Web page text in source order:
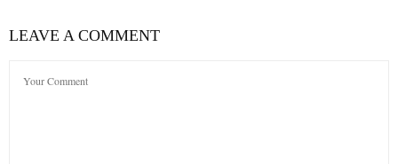
LEAVE A COMMENT